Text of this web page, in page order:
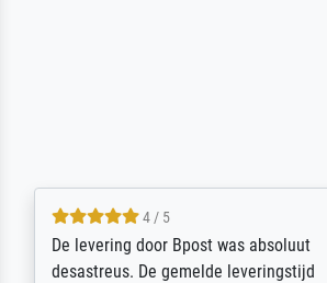
5 / 5
Sehr gute Qualität des Leinwanddrucks
und des Rahmens! Unser Bild wurde